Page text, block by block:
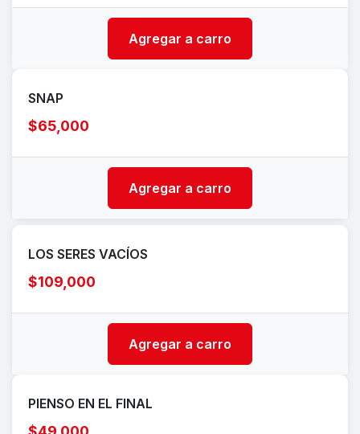
Agregar a carro
SNAP
$65,000
Agregar a carro
LOS SERES VACÍOS
$109,000
Agregar a carro
PIENSO EN EL FINAL